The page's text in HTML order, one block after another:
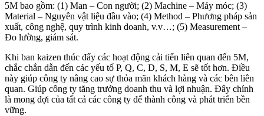
5M bao gồm: (1) Man – Con người; (2) Machine – Máy móc; (3)
Material – Nguyên vật liệu đầu vào; (4) Method – Phương pháp sản
xuất, công nghệ, quy trình kinh doanh, v.v…; (5) Measurement –
Đo lường, giám sát.
Khi ban kaizen thúc đẩy các hoạt động cải tiến liên quan đến 5M,
chắc chắn dẫn đến các yếu tố P, Q, C, D, S, M, E sẽ tốt hơn. Điều
này giúp công ty nâng cao sự thỏa mãn khách hàng và các bên liên
quan. Giúp công ty tăng trưởng doanh thu và lợi nhuận. Đây chính
là mong đợi của tất cả các công ty để thành công và phát triển bền
vững.